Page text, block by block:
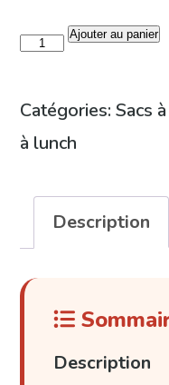
quantité
Sac
à
noir
Ajouter au panier
Catégories:Sacs
à lunch
Description
Description